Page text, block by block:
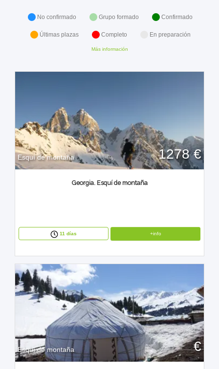
No confirmado Grupo formado Confirmado
Últimas plazas Completo En preparación
Más información
Esquí de montaña 1278 €
Georgia. Esquí de montaña
11 días +info
Esquí de montaña €